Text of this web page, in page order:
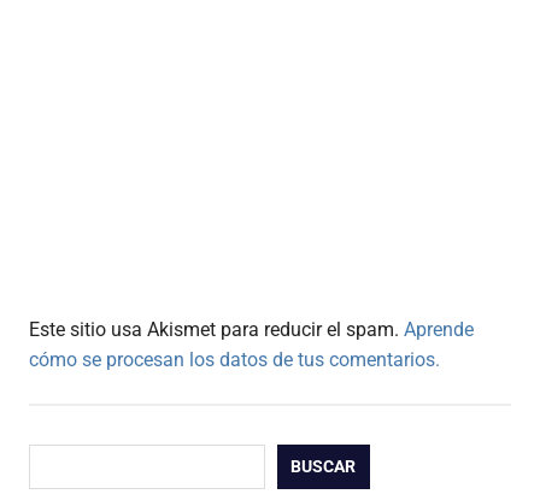
Este sitio usa Akismet para reducir el spam. Aprende
cómo se procesan los datos de tus comentarios.
BUSCAR